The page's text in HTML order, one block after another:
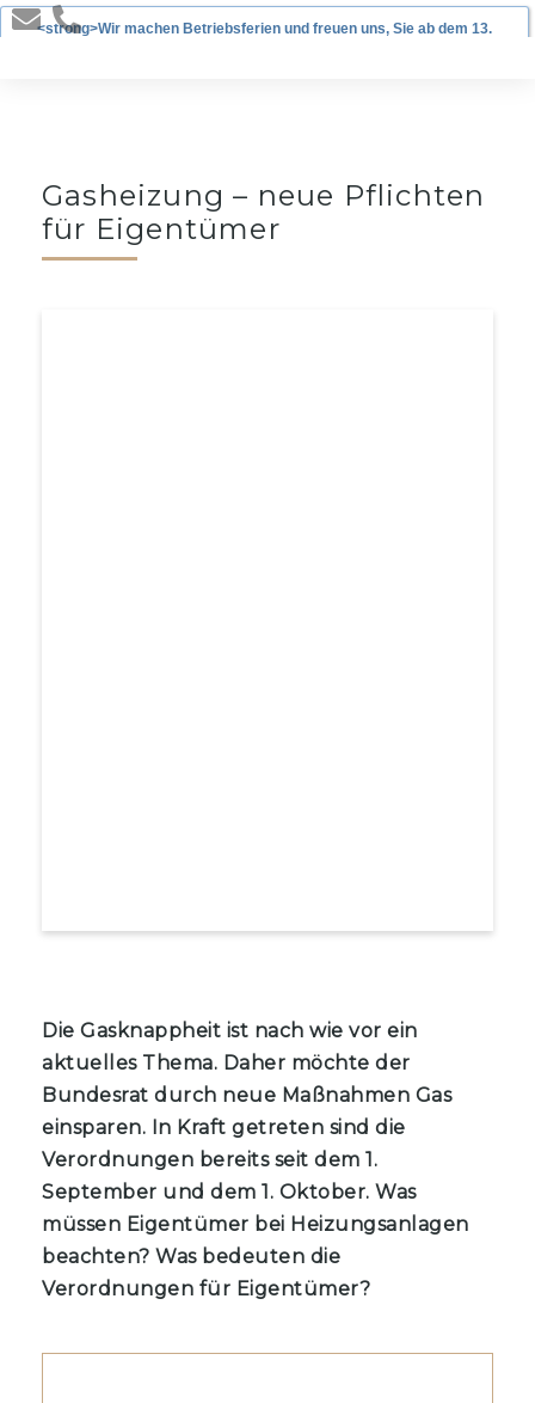
Gasheizung – neue Pflichten
für Eigentümer
Die Gasknappheit ist nach wie vor ein
aktuelles Thema. Daher möchte der
Bundesrat durch neue Maßnahmen Gas
einsparen. In Kraft getreten sind die
Verordnungen bereits seit dem 1.
September und dem 1. Oktober. Was
müssen Eigentümer bei Heizungsanlagen
beachten? Was bedeuten die
Verordnungen für Eigentümer?
<strong>Wir machen Betriebsferien und freuen uns, Sie ab dem 13.